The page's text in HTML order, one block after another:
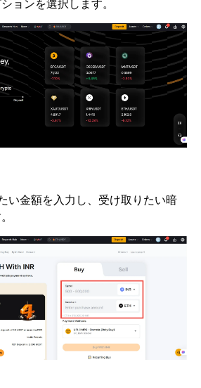
ョンを選択します。
い金額を入力し、受け取りたい暗